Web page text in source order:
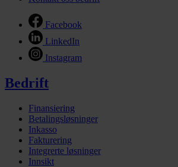
Facebook
LinkedIn
Instagram
Bedrift
Finansiering
Betalingsløsninger
Inkasso
Fakturering
Integrerte løsninger
Innsikt